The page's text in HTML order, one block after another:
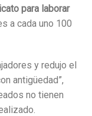
para laborar
a cada uno 100
y redujo el
antigüedad”,
no tienen